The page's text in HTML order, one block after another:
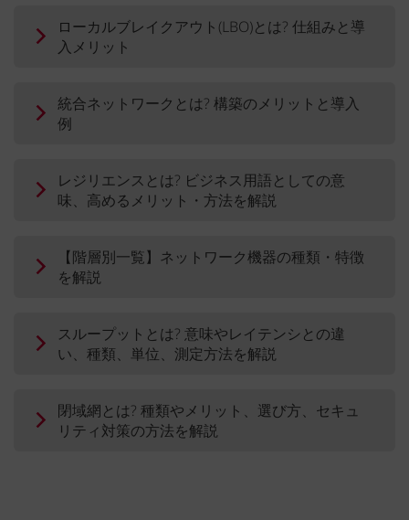
ローカルブレイクアウト(LBO)とは? 仕組みと導
入メリット
統合ネットワークとは? 構築のメリットと導入
例
レジリエンスとは? ビジネス用語としての意
味、高めるメリット・方法を解説
【階層別一覧】ネットワーク機器の種類・特徴
を解説
スループットとは? 意味やレイテンシとの違
い、種類、単位、測定方法を解説
閉域網とは? 種類やメリット、選び方、セキュ
リティ対策の方法を解説